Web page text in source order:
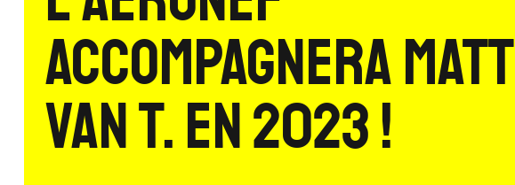
accompagnera Matt
Van T. en 2023 !